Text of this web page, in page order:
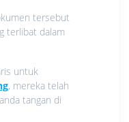
tersebut
terlibat dalam
untuk
, mereka telah
tangan di